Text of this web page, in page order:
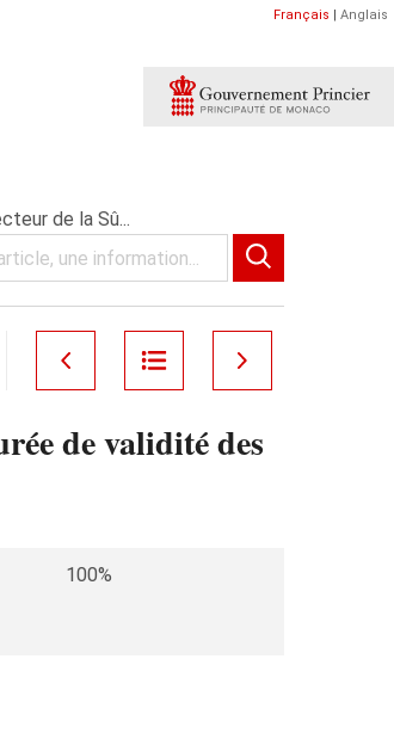
Français | Anglais
de la Sû...
de validité des
100%